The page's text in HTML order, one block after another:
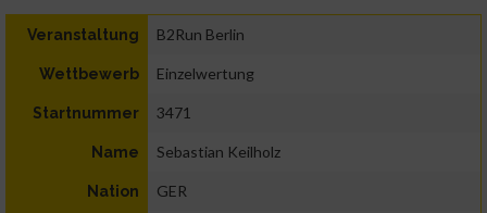
Veranstaltung B2Run Berlin
Wettbewerb Einzelwertung
Startnummer 3471
Name Sebastian Keilholz
Nation GER